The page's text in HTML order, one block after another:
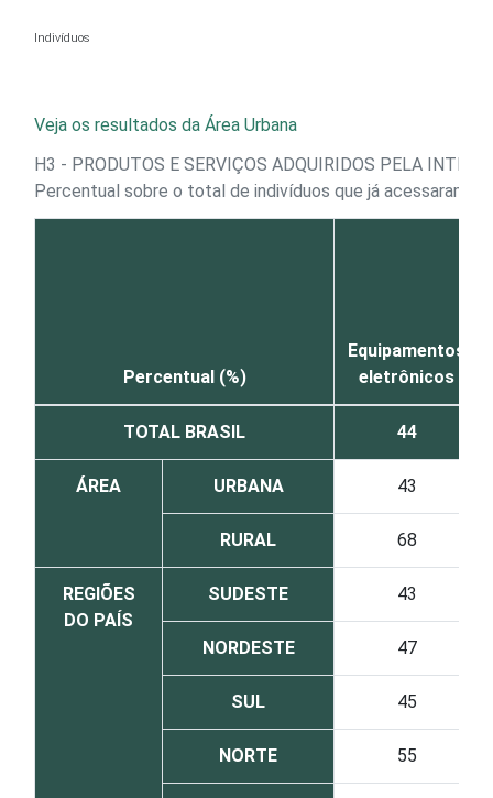
Indivíduos
Veja os resultados da Área Urbana
H3 - PRODUTOS E SERVIÇOS ADQUIRIDOS PELA
Percentual sobre o total de indivíduos que já acessaram
Percentual (%)
Equipamentos
eletrônicos
TOTAL BRASIL 44
ÁREA URBANA 43
RURAL 68
REGIÕES
DO PAÍS
SUDESTE 43
NORDESTE 47
SUL 45
NORTE 55